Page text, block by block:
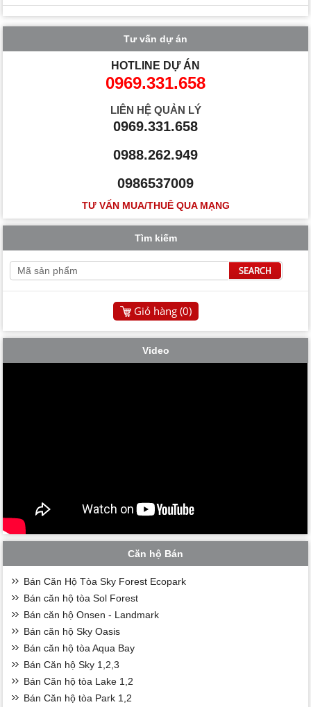
Tư vấn dự án
HOTLINE DỰ ÁN
0969.331.658
LIÊN HỆ QUẢN LÝ
0969.331.658
0988.262.949
0986537009
TƯ VẤN MUA/THUÊ QUA MẠNG
Tìm kiếm
Giỏ hàng (0)
Video
Căn hộ Bán
Bán Căn Hộ Tòa Sky Forest Ecopark
Bán căn hộ tòa Sol Forest
Bán căn hộ Onsen - Landmark
Bán căn hộ Sky Oasis
Bán căn hộ tòa Aqua Bay
Bán Căn hộ Sky 1,2,3
Bán Căn hộ tòa Lake 1,2
Bán Căn hộ tòa Park 1,2